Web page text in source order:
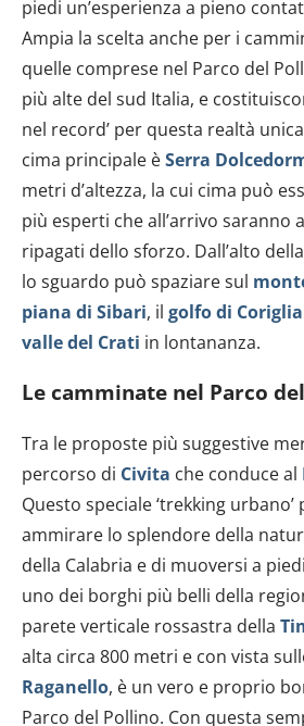
piedi un’esperienza a pieno
Ampia la scelta anche per i
quelle comprese nel Parco del
più alte del sud Italia, e
nel record’ per questa realtà
cima principale èSerra
metri d’altezza, la cui cima può
più esperti che all’arrivo saranno
ripagati dello sforzo. Dall’alto
lo sguardo può spaziare sul
piana di Sibari, il golfo di
valle del Crati in lontananza.
Le camminate nel Parco
Tra le proposte più suggestive
percorso di Civita che conduce al
Questo speciale ‘trekking
ammirare lo splendore della
della Calabria e di muoversi a
uno dei borghi più belli della
parete verticale rossastra della
alta circa 800 metri e con vista
Raganello, è un vero e proprio
Parco del Pollino. Con questa